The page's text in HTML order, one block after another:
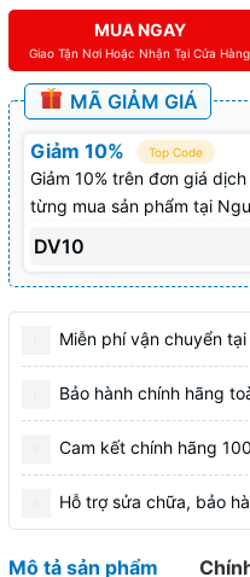
MUA NGAY
Giao Tận Nơi Hoặc Nhận Tại Cửa Hàng
MÃ GIẢM GIÁ
Giảm 10% Top Code
Giảm 10% trên đơn giá
từng mua sản phẩm tại
DV10
Miễn phí vận chuyển tại
Bảo hành chính hãng
Cam kết chính hãng
Hỗ trợ sửa chữa, bảo
Mô tả sản phẩm